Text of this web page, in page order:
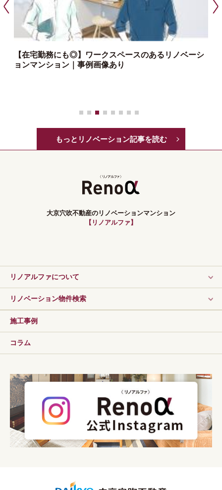
【在宅勤務にも◎】ワークスペースのあるリノベーシ
ョンマンション｜事例画像あり
もっとリノベーション記事を読む
大京穴吹不動産のリノベーションマンション
【リノアルファ】
リノアルファについて
リノベーション物件検索
施工事例
コラム